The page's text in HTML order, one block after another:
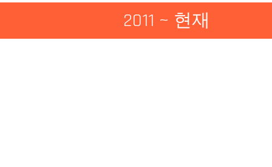
2011 ~ 현재